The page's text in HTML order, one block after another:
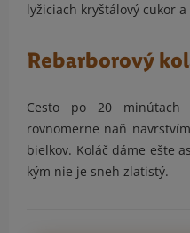
lyžiciach kryštálový cukor
Rebarborový
Cesto po 20 minútach
rovnomerne naň
bielkov. Koláč dáme ešte
kým nie je sneh zlatistý.